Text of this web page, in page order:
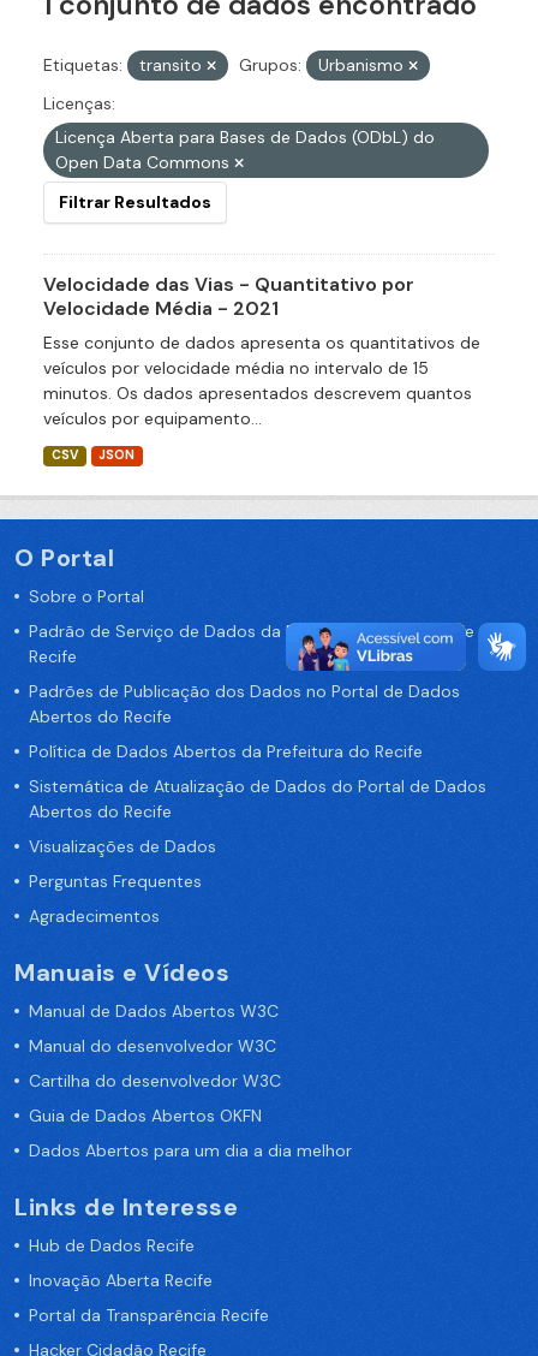
Etiquetas: transito Grupos:
Urbanismo
Licenças:
Licença Aberta para Bases de Dados (ODbL) do
Open Data Commons
Filtrar Resultados
Velocidade das Vias - Quantitativo por
Velocidade Média - 2021
Esse conjunto de dados apresenta os quantitativos de
veículos por velocidade média no intervalo de 15
minutos. Os dados apresentados descrevem quantos
veículos por equipamento...
CSV JSON
O Portal
Sobre o Portal
Padrão de Serviço de Dados da Prefeitura da Cidade de
Recife
Padrões de Publicação dos Dados no Portal de Dados
Abertos do Recife
Política de Dados Abertos da Prefeitura do Recife
Sistemática de Atualização de Dados do Portal de Dados
Abertos do Recife
Visualizações de Dados
Perguntas Frequentes
Agradecimentos
Manuais e Vídeos
Manual de Dados Abertos W3C
Manual do desenvolvedor W3C
Cartilha do desenvolvedor W3C
Guia de Dados Abertos OKFN
Dados Abertos para um dia a dia melhor
Links de Interesse
Hub de Dados Recife
Inovação Aberta Recife
Portal da Transparência Recife
Hacker Cidadão Recife